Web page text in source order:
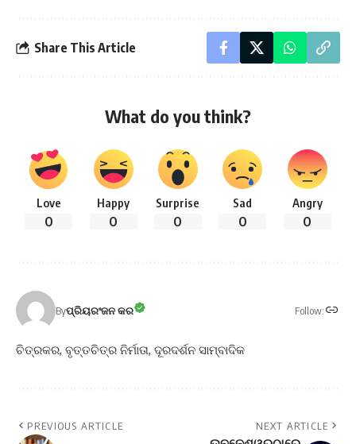
Share This Article
What do you think?
Love
0
Happy
0
Surprise
0
Sad
0
Angry
0
Byପ୍ରିୟରଂଜନ କର Follow:
ଚିତ୍ରକର, ବୃତ୍ତଚିତ୍ର ନିର୍ମାତା, ଦୂରଦର୍ଶନ ସାମ୍ବାଦିକ
PREVIOUS ARTICLE NEXT ARTICLE